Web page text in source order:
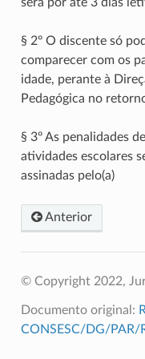
§ 2º O discente só
comparecer com os
idade, perante à
Pedagógica no
§ 3º As penalidades
atividades escolares
assinadas pelo(a)
Anterior
© Copyright 2022,
Documento original:
CONSESC/DG/PAR/